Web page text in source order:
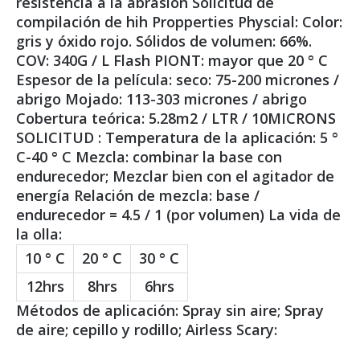
compilación de hih Propperties Physcial: Color:
gris y óxido rojo. Sólidos de volumen: 66%.
COV: 340G / L Flash PIONT: mayor que 20 ° C
Espesor de la película: seco: 75-200 micrones /
abrigo Mojado: 113-303 micrones / abrigo
Cobertura teórica: 5.28m2 / LTR / 10MICRONS
SOLICITUD : Temperatura de la aplicación: 5 °
C-40 ° C Mezcla: combinar la base con
endurecedor; Mezclar bien con el agitador de
energía Relación de mezcla: base /
endurecedor = 4.5 / 1 (por volumen) La vida de
la olla:
10 ° C
20 ° C
30 ° C
12hrs
8hrs
6hrs
Métodos de aplicación: Spray sin aire; Spray
de aire; cepillo y rodillo; Airless Scary: